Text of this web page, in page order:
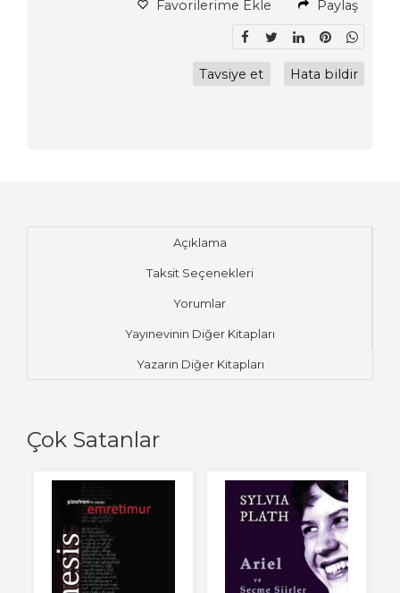
Favorilerime Ekle Paylaş
Tavsiye et Hata bildir
Açıklama
Taksit Seçenekleri
Yorumlar
Yayınevinin Diğer Kitapları
Yazarın Diğer Kitapları
Çok Satanlar